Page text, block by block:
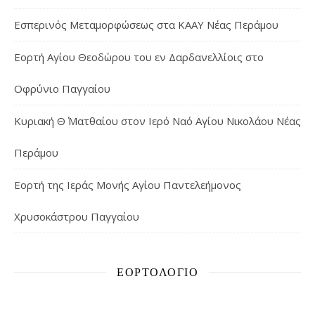
Εσπερινός Μεταμορφώσεως στα ΚΑΑΥ Νέας Περάμου
Εορτή Αγίου Θεοδώρου του εν Δαρδανελλίοις στο
Οφρύνιο Παγγαίου
Κυριακή Θ΄ Ματθαίου στον Ιερό Ναό Αγίου Νικολάου Νέας
Περάμου
Εορτή της Ιεράς Μονής Αγίου Παντελεήμονος
Χρυσοκάστρου Παγγαίου
ΕΟΡΤΟΛΌΓΙΟ